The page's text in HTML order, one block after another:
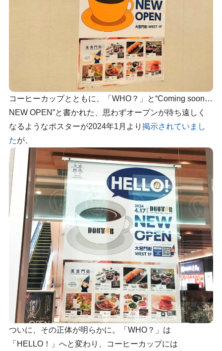
コーヒーカップとともに、「WHO？」と“Coming soon…
NEW OPEN”と書かれた、思わずオープンが待ち遠しく
なるようなポスターが2024年1月より 掲示されていまし
たが、
ついに、その正体が明らかに。「WHO？」は
「HELLO！」へと変わり、コーヒーカップには